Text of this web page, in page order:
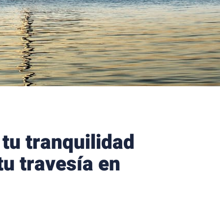
tranquilidad
travesía en